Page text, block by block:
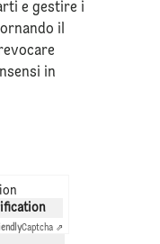
e gestire i
il
in
Captcha ⇗